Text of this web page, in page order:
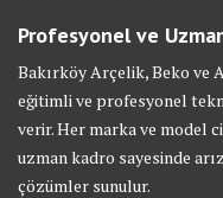
Profesyonel ve
Bakırköy Arçelik, Beko ve
eğitimli ve profesyonel
verir. Her marka ve model
uzman kadro sayesinde
çözümler sunulur.